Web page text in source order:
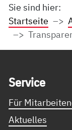
Sie sind hier:
Startseite
Ser­vice
Für
Aktuelles